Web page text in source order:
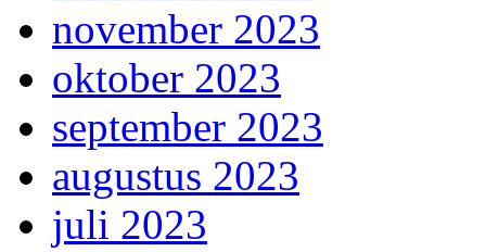
november 2023
oktober 2023
september 2023
augustus 2023
juli 2023